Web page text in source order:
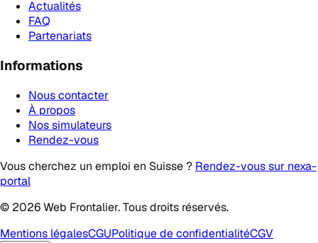
Actualités
FAQ
Partenariats
Informations
Nous contacter
À propos
Nos simulateurs
Rendez-vous
Vous cherchez un emploi en Suisse ? Rendez-vous sur nexa-
portal
© 2026 Web Frontalier. Tous droits réservés.
Mentions légalesCGUPolitique de confidentialitéCGV